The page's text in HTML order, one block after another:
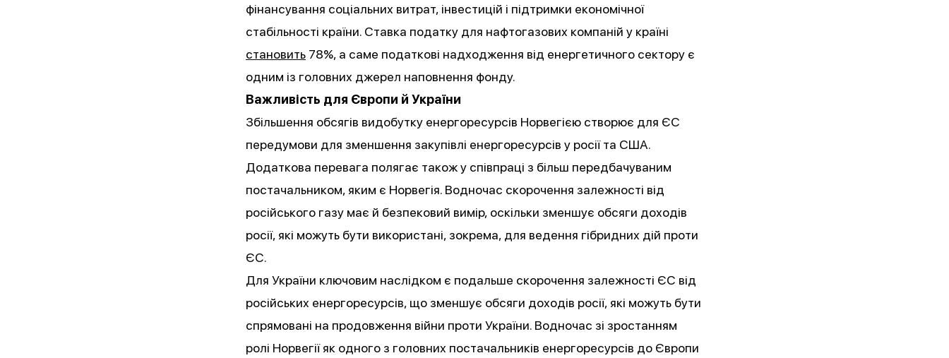
фінансування соціальних витрат, інвестицій і підтримки економічної
стабільності країни. Ставка податку для нафтогазових компаній у країні
становить⁠ 78%, а саме податкові надходження від енергетичного сектору є
одним із головних джерел наповнення фонду.
Важливість для Європи й України
Збільшення обсягів видобутку енергоресурсів Норвегією створює для ЄС
передумови для зменшення закупівлі енергоресурсів у росії та США.
Додаткова перевага полягає також у співпраці з більш передбачуваним
постачальником, яким є Норвегія. Водночас скорочення залежності від
російського газу має й безпековий вимір, оскільки зменшує обсяги доходів
росії, які можуть бути використані, зокрема, для ведення гібридних дій проти
ЄС.
Для України ключовим наслідком є подальше скорочення залежності ЄС від
російських енергоресурсів, що зменшує обсяги доходів росії, які можуть бути
спрямовані на продовження війни проти України. Водночас зі зростанням
ролі Норвегії як одного з головних постачальників енергоресурсів до Європи